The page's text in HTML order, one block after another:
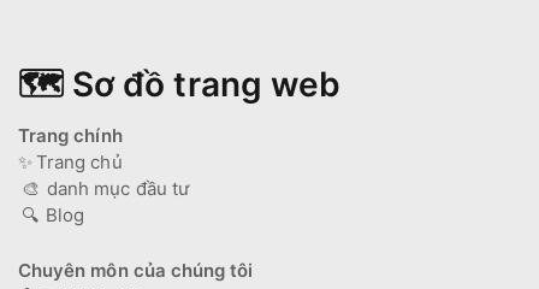
🗺️ Sơ đồ trang web
Trang chính
✨Trang chủ
🎨 danh mục đầu tư
🔍 Blog
Chuyên môn của chúng tôi